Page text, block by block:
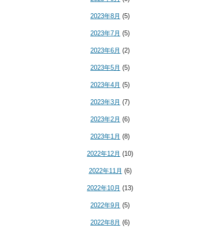
2023年8月 (5)
2023年7月 (5)
2023年6月 (2)
2023年5月 (5)
2023年4月 (5)
2023年3月 (7)
2023年2月 (6)
2023年1月 (8)
2022年12月 (10)
2022年11月 (6)
2022年10月 (13)
2022年9月 (5)
2022年8月 (6)